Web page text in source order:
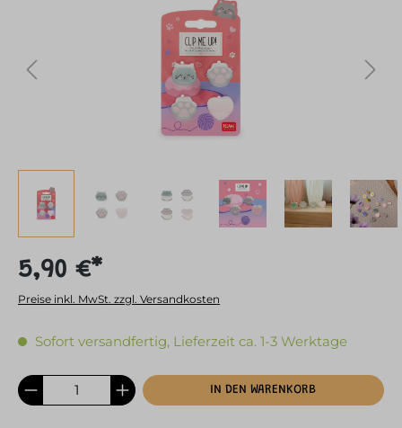
5,90 €*
Preise inkl. MwSt. zzgl. Versandkosten
Sofort versandfertig, Lieferzeit ca. 1-3 Werktage
IN DEN WARENKORB